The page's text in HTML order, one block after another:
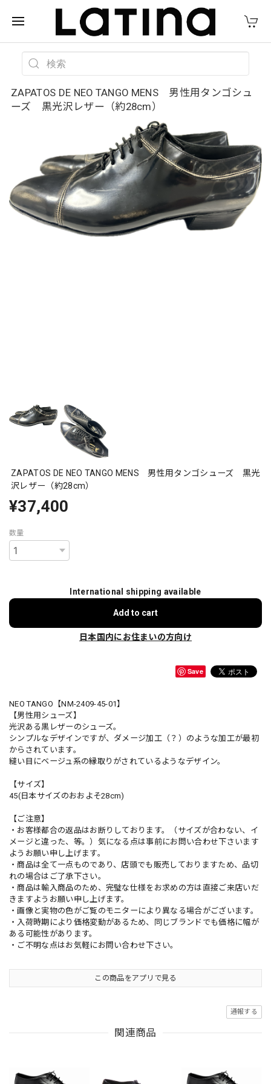
ZAPATOS DE NEO TANGO MENS 男性用タンゴシュ
ーズ 黒光沢レザー（約28cm）
ZAPATOS DE NEO TANGO MENS 男性用タンゴシューズ 黒光
沢レザー（約28cm）
¥37,400
数量
International shipping available
Add to cart
日本国内にお住まいの方向け
Save
NEO TANGO【NM-2409-45-01】
【男性用シューズ】
光沢ある黒レザーのシューズ。
シンプルなデザインですが、ダメージ加工（？）のような加工が最初
からされています。
縫い目にベージュ系の縁取りがされているようなデザイン。
【サイズ】
45(日本サイズのおおよそ28cm)
【ご注意】
・お客様都合の返品はお断りしております。（サイズが合わない、イ
メージと違った、等。）気になる点は事前にお問い合わせ下さいます
ようお願い申し上げます。
・商品は全て一点ものであり、店頭でも販売しておりますため、品切
れの場合はご了承下さい。
・商品は輸入商品のため、完璧な仕様をお求めの方は直接ご来店いだ
きますようお願い申し上げます。
・画像と実物の色がご覧のモニターにより異なる場合がございます。
・入荷時期により価格変動があるため、同じブランドでも価格に幅が
ある可能性があります。
・ご不明な点はお気軽にお問い合わせ下さい。
この商品をアプリで見る
通報する
関連商品